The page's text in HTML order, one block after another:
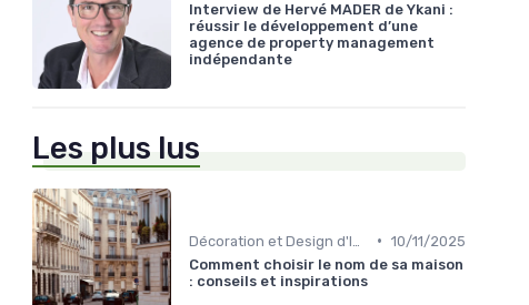
Interview de Hervé MADER de Ykani :
réussir le développement d’une
agence de property management
indépendante
Les plus lus
• 10/11/2025
Comment choisir le nom de sa maison
: conseils et inspirations